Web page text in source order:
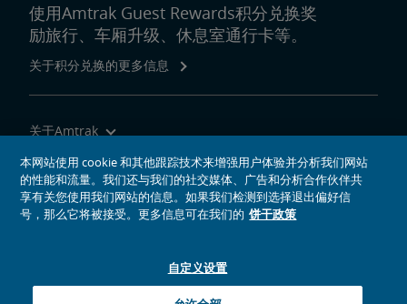
使用Amtrak Guest Rewards积分兑换奖
励旅行、车厢升级、休息室通行卡等。
关于积分兑换的更多信息
关于Amtrak
乘坐Amtrak列车旅行
网站工具
Amtrak的Facebook主页将在新窗口中打开
Amtrak的Twitter主页将在新窗口中打开
Amtrak的Instagram主页将在新窗口中打开
Amtrak的Linkedin主页将在新窗口中打开
Amtrak的YouTube主页将在新窗口中打开
Pinterest将在新窗口中打开
本网站使用 cookie 和其他跟踪技术来增强用户体验并分析我们网站
的性能和流量。我们还与我们的社交媒体、广告和分析合作伙伴共
享有关您使用我们网站的信息。如果我们检测到选择退出偏好信
号，那么它将被接受。更多信息可在我们的 饼干政策
自定义设置